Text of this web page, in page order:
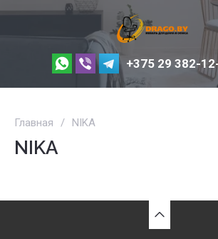
+375 29 382-
Главная / NIKA
NIKA